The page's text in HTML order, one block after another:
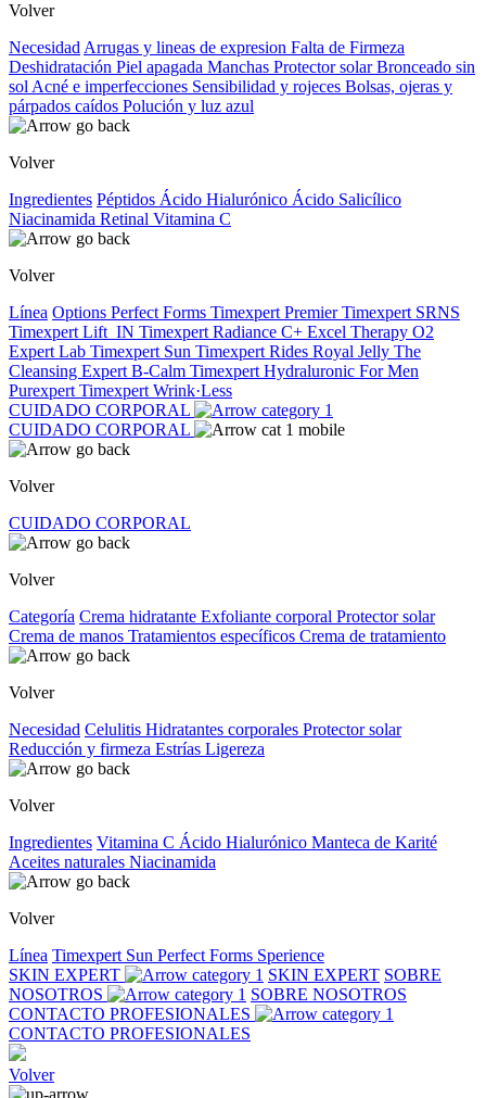
Volver
Necesidad Arrugas y lineas de expresion Falta de Firmeza
Deshidratación Piel apagada Manchas Protector solarBronceado sin
sol Acné e imperfecciones Sensibilidad y rojeces Bolsas, ojeras y
párpados caídos Polución y luz azul
Volver
Ingredientes Péptidos Ácido Hialurónico Ácido Salicílico
Niacinamida Retinal Vitamina C
Volver
Línea Options Perfect Forms Timexpert PremierTimexpert SRNS
Timexpert Lift_IN Timexpert Radiance C+ Excel Therapy O2
Expert Lab Timexpert Sun Timexpert Rides Royal Jelly The
Cleansing Expert B-Calm Timexpert Hydraluronic For Men
Purexpert Timexpert Wrink·Less
CUIDADO CORPORAL
CUIDADO CORPORAL
Volver
CUIDADO CORPORAL
Volver
Categoría Crema hidratante Exfoliante corporal Protector solar
Crema de manos Tratamientos específicos Crema de tratamiento
Volver
Necesidad Celulitis Hidratantes corporales Protector solar
Reducción y firmeza Estrías Ligereza
Volver
Ingredientes Vitamina C Ácido Hialurónico Manteca de Karité
Aceites naturales Niacinamida
Volver
Línea Timexpert Sun Perfect Forms Sperience
SKIN EXPERT
SKIN EXPERT SOBRE
NOSOTROS
SOBRE NOSOTROS
CONTACTO PROFESIONALES
CONTACTO PROFESIONALES
Volver